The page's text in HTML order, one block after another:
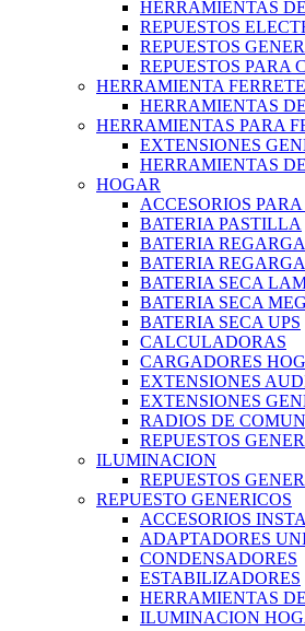
HERRAMIENTAS
REPUESTOS
REPUESTOS
REPUESTOS PARA
HERRAMIENTA
HERRAMIENTAS
HERRAMIENTAS PARA
EXTENSIONES
HERRAMIENTAS
HOGAR
ACCESORIOS
BATERIA PASTILLA
BATERIA
BATERIA
BATERIA SECA
BATERIA SECA
BATERIA SECA UPS
CALCULADORAS
CARGADORES
EXTENSIONES
EXTENSIONES
RADIOS DE
REPUESTOS
ILUMINACION
REPUESTOS
REPUESTO GENERICOS
ACCESORIOS
ADAPTADORES
CONDENSADORES
ESTABILIZADORES
HERRAMIENTAS
ILUMINACION